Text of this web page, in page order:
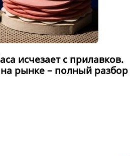
исчезает с прилавков.
рынке – полный разбор